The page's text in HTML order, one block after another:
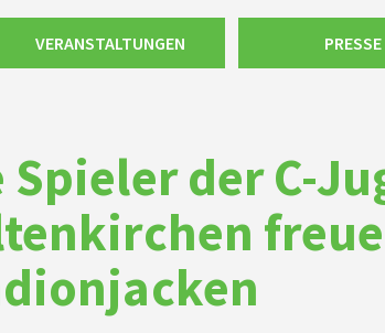
VERANSTALTUNGEN PRESSE
Spieler der C-